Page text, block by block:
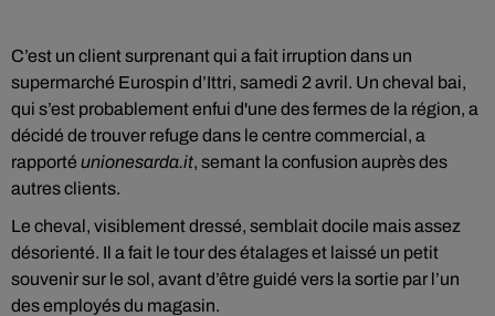
C’est un client surprenant qui a fait irruption dans un
supermarché Eurospin d’Ittri, samedi 2 avril. Un cheval bai,
qui s’est probablement enfui d'une des fermes de la région, a
décidé de trouver refuge dans le centre commercial, a
rapporté unionesarda.it, semant la confusion auprès des
autres clients.
Le cheval, visiblement dressé, semblait docile mais assez
désorienté. Il a fait le tour des étalages et laissé un petit
souvenir sur le sol, avant d’être guidé vers la sortie par l’un
des employés du magasin.